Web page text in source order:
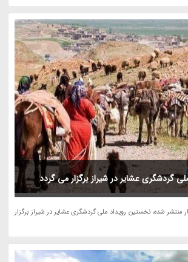
گردشگری عشایر در شیراز برگزار می گردد
منتشر شده، نخستین رویداد ملی گردشگری عشایر در شیراز برگزار